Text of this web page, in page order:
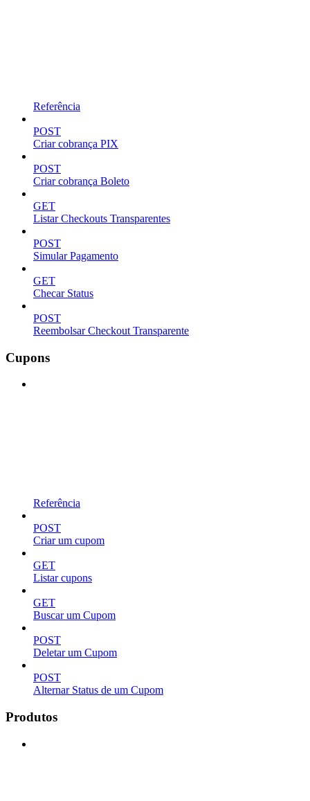
Referência
POST
Criar cobrança PIX
POST
Criar cobrança Boleto
GET
Listar Checkouts Transparentes
POST
Simular Pagamento
GET
Checar Status
POST
Reembolsar Checkout Transparente
Cupons
Referência
POST
Criar um cupom
GET
Listar cupons
GET
Buscar um Cupom
POST
Deletar um Cupom
POST
Alternar Status de um Cupom
Produtos